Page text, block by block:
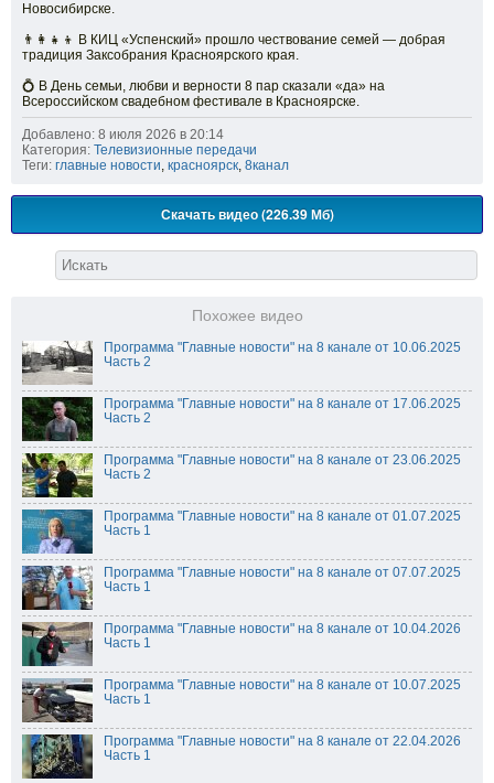
Новосибирске.
👨👩👧👦 В КИЦ «Успенский» прошло чествование семей — добрая
традиция Заксобрания Красноярского края.
💍 В День семьи, любви и верности 8 пар сказали «да» на
Всероссийском свадебном фестивале в Красноярске.
Добавлено: 8 июля 2026 в 20:14
Категория: Телевизионные передачи
Теги: главные новости, красноярск, 8канал
Скачать видео (226.39 Мб)
Похожее видео
Программа "Главные новости" на 8 канале от 10.06.2025
Часть 2
Программа "Главные новости" на 8 канале от 17.06.2025
Часть 2
Программа "Главные новости" на 8 канале от 23.06.2025
Часть 2
Программа "Главные новости" на 8 канале от 01.07.2025
Часть 1
Программа "Главные новости" на 8 канале от 07.07.2025
Часть 1
Программа "Главные новости" на 8 канале от 10.04.2026
Часть 1
Программа "Главные новости" на 8 канале от 10.07.2025
Часть 1
Программа "Главные новости" на 8 канале от 22.04.2026
Часть 1